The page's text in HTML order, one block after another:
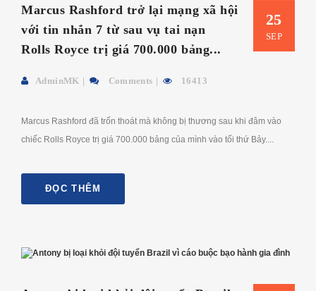
25
SEP
Marcus Rashford trở lại mạng xã hội
với tin nhắn 7 từ sau vụ tai nạn
Rolls Royce trị giá 700.000 bảng...
AdminMK Comments 16413
Marcus Rashford đã trốn thoát mà không bị thương sau khi đâm vào
chiếc Rolls Royce trị giá 700.000 bảng của mình vào tối thứ Bảy....
ĐỌC THÊM